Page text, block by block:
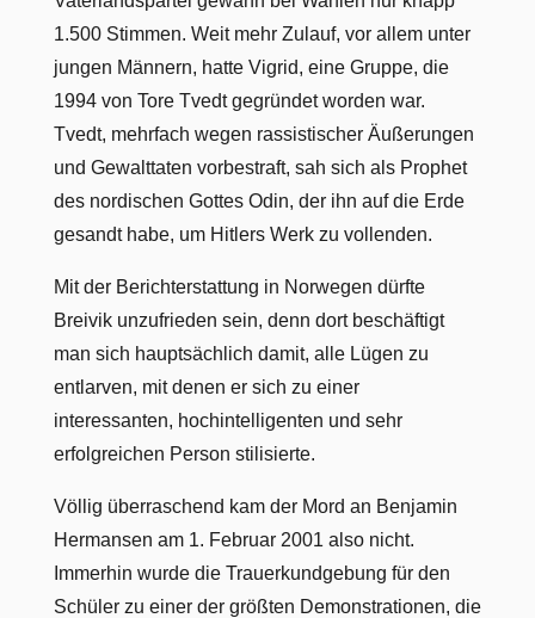
1.500 Stimmen. Weit mehr Zulauf, vor allem unter
jungen Männern, hatte Vigrid, eine Gruppe, die
1994 von Tore Tvedt gegründet worden war.
Tvedt, mehrfach wegen rassistischer Äußerungen
und Gewalttaten vorbestraft, sah sich als Prophet
des nordischen Gottes Odin, der ihn auf die Erde
gesandt habe, um Hitlers Werk zu vollenden.
Mit der Berichterstattung in Norwegen dürfte
Breivik unzufrieden sein, denn dort beschäftigt
man sich hauptsächlich damit, alle Lügen zu
entlarven, mit denen er sich zu einer
interessanten, hochintelligenten und sehr
erfolgreichen Person stilisierte.
Völlig überraschend kam der Mord an Benjamin
Hermansen am 1. Februar 2001 also nicht.
Immerhin wurde die Trauerkundgebung für den
Schüler zu einer der größten Demonstrationen, die